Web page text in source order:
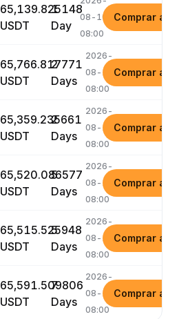
65,139.825148
USDT
1
Day
08-10
08:00
Comprar
65,766.817771
USDT
2
Days
2026-
08-11
08:00
Comprar
65,359.235661
USDT
2
Days
2026-
08-11
08:00
Comprar
65,520.086577
USDT
5
Days
2026-
08-14
08:00
Comprar
65,515.525948
USDT
5
Days
2026-
08-14
08:00
Comprar
65,591.509806
USDT
7
Days
2026-
08-16
08:00
Comprar